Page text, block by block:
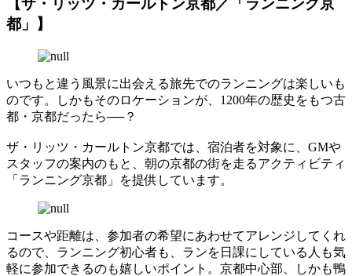
【ザ・リッツ・カールトン京都／「ランニング京
都」】
いつもと違う風景に出会える旅先でのランニングは楽しいも
のです。しかもそのロケーションが、1200年の歴史をもつ古
都・京都だったら──？
ザ・リッツ・カールトン京都では、宿泊者を対象に、GMや
スタッフの案内のもと、朝の京都の街を走るアクティビティ
「ランニング京都」を提供しています。
コースや距離は、参加者の希望にあわせてアレンジしてくれ
るので、ランニング初心者も、ランを日課にしている人も気
軽に参加できるのも嬉しいポイント。京都中心部、しかも鴨